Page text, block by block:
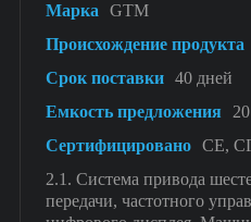
Марка
GTM
Происхождение продукта
Срок поставки 40 дней
Емкость предложения
Сертифицировано СЕ,
2.1. Система привода
передачи, частотного